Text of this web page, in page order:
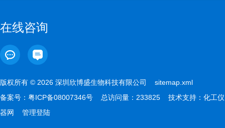
在线咨询
版权所有 © 2026 深圳欣博盛生物科技有限公司 sitemap.xml
备案号： 粤ICP备08007346号 总访问量：233825 技术支持： 化工仪
器网
管理登陆